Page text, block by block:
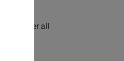
under all